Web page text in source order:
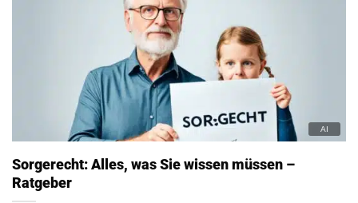
Sorgerecht: Alles, was Sie wissen müssen –
Ratgeber